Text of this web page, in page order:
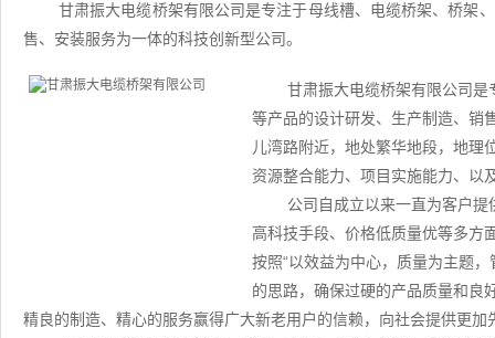
甘肃振大电缆桥架有限公司是专注于母线槽、电缆桥架、桥架
售、安装服务为一体的科技创新型公司。
甘肃振大电缆桥架有限公司
等产品的设计研发、生产制造、销
儿湾路附近，地处繁华地段，地理
资源整合能力、项目实施能力、以
公司自成立以来一直为客户
高科技手段、价格低质量优等多方
按照“以效益为中心，质量为主题
的思路，确保过硬的产品质量和良
精良的制造、精心的服务赢得广大新老用户的信赖，向社会提供更加